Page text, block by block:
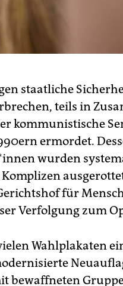
staatliche
teils in
kommunistische
ermordet.
wurden
für
Verfolgung zum
Wahlplakaten
bewaffneten